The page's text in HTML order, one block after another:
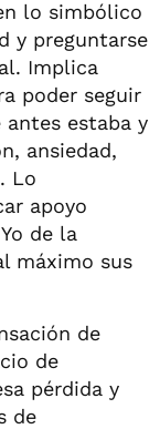
lo simbólico
y preguntarse
Implica
poder seguir
estaba y
ansiedad,
Lo
apoyo
de la
máximo sus
de
de
pérdida y
de